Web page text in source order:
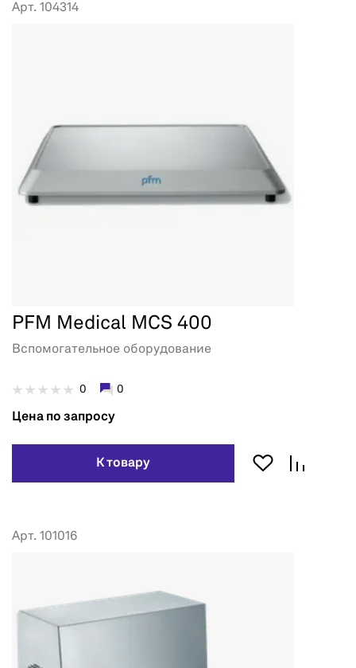
Арт. 104314
PFM Medical MCS 400
Вспомогательное оборудование
0 0
Цена по запросу
К товару
Арт. 101016